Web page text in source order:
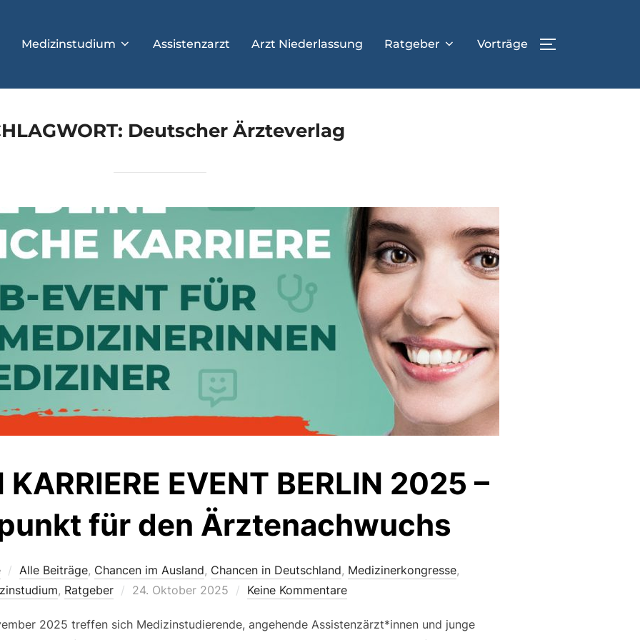
Medizinstudium Assistenzarzt Arzt Niederlassung Ratgeber Vorträge
Deutscher Ärzteverlag
KARRIERE EVENT BERLIN 2025 –
für den Ärztenachwuchs
Alle Beiträge, Chancen im Ausland, Chancen in Deutschland, Medizinerkongresse,
, Ratgeber
Veröffentlicht
24. Oktober 2025 Keine Kommentare
2025 treffen sich Medizinstudierende, angehende Assistenzärzt*innen und junge